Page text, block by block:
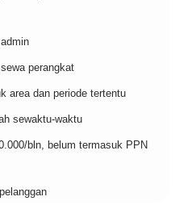
perangkat
area dan periode tertentu
sewaktu-waktu
bln, belum termasuk PPN